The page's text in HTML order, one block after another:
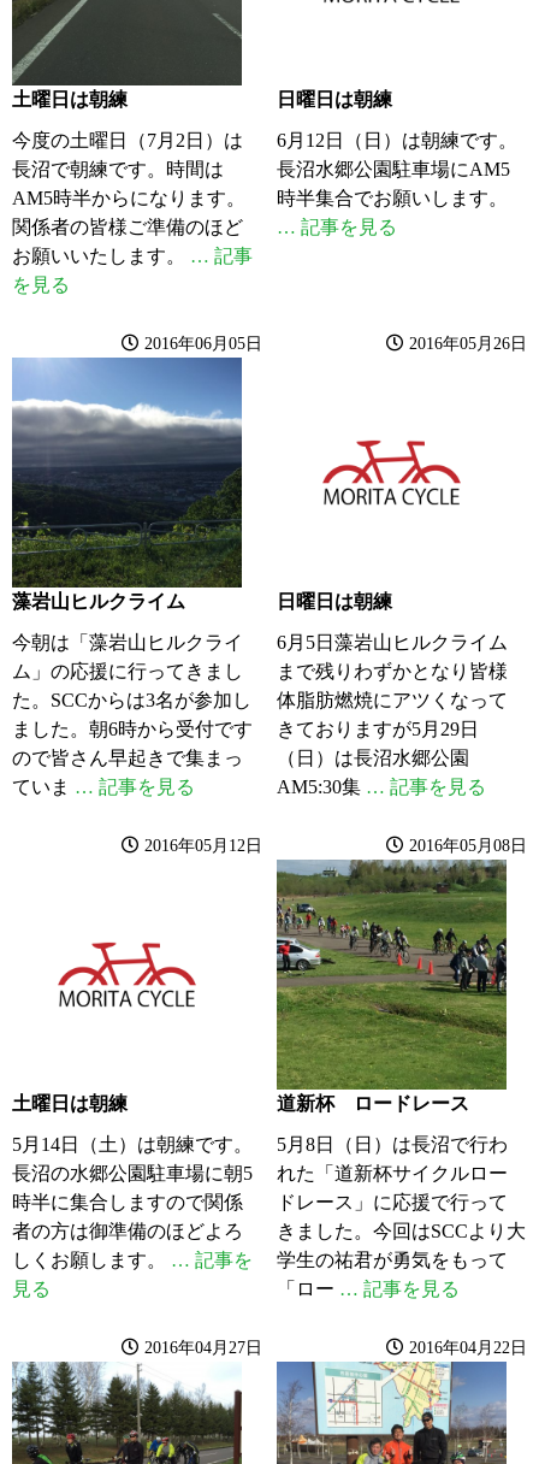
土曜日は朝練
今度の土曜日（7月2日）は
長沼で朝練です。時間は
AM5時半からになります。
関係者の皆様ご準備のほど
お願いいたします。
… 記事
を見る
日曜日は朝練
6月12日（日）は朝練です。
長沼水郷公園駐車場にAM5
時半集合でお願いします。
… 記事を見る
2016年06月05日
藻岩山ヒルクライム
今朝は「藻岩山ヒルクライ
ム」の応援に行ってきまし
た。SCCからは3名が参加し
ました。朝6時から受付です
ので皆さん早起きで集まっ
ていま … 記事を見る
2016年05月26日
日曜日は朝練
6月5日藻岩山ヒルクライム
まで残りわずかとなり皆様
体脂肪燃焼にアツくなって
きておりますが5月29日
（日）は長沼水郷公園
AM5:30集 … 記事を見る
2016年05月12日
土曜日は朝練
5月14日（土）は朝練です。
長沼の水郷公園駐車場に朝5
時半に集合しますので関係
者の方は御準備のほどよろ
しくお願します。
… 記事を
見る
2016年05月08日
道新杯 ロードレース
5月8日（日）は長沼で行わ
れた「道新杯サイクルロー
ドレース」に応援で行って
きました。今回はSCCより大
学生の祐君が勇気をもって
「ロー … 記事を見る
2016年04月27日 2016年04月22日